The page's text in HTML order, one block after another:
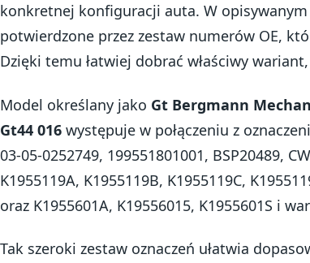
konkretnej konfiguracji auta. W
potwierdzone przez zestaw numerów OE,
Dzięki temu łatwiej dobrać właściwy
Model określany jako Gt Bergmann
Gt44 016 występuje w połączeniu z
03-05-0252749, 199551801001, BSP20489,
K1955119A, K1955119B, K1955119C,
oraz K1955601A, K19556015, K1955601S i
Tak szeroki zestaw oznaczeń ułatwia